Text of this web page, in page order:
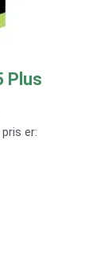
Plus
er: